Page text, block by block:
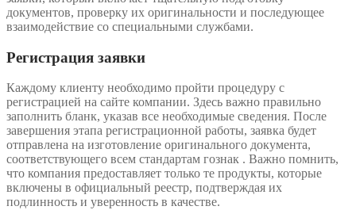
документов, проверку их оригинальности и последующее
взаимодействие со специальными службами.
Регистрация заявки
Каждому клиенту необходимо пройти процедуру с
регистрацией на сайте компании. Здесь важно правильно
заполнить бланк, указав все необходимые сведения. После
завершения этапа регистрационной работы, заявка будет
отправлена на изготовление оригинального документа,
соответствующего всем стандартам гознак . Важно помнить,
что компания предоставляет только те продукты, которые
включены в официальный реестр, подтверждая их
подлинность и уверенность в качестве.